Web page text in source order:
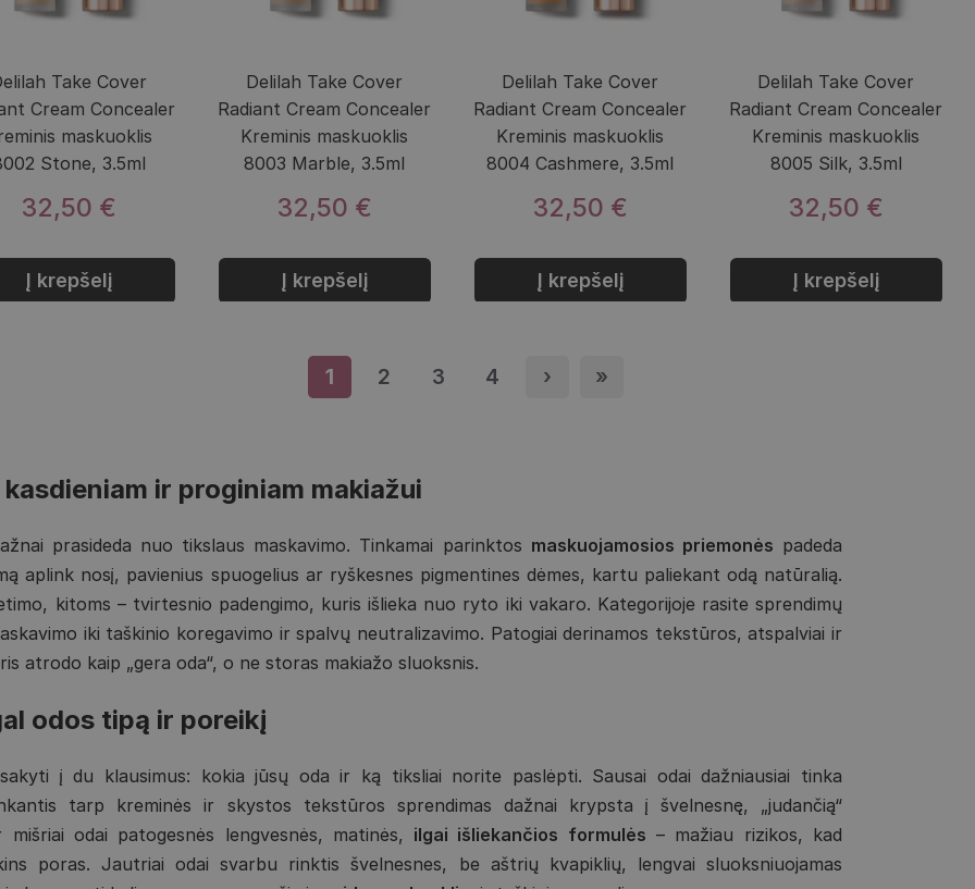
Take Cover
Cream Concealer
maskuoklis
Stone, 3.5ml
32,50 €
Į krepšelį
Delilah Take Cover
Radiant Cream Concealer
Kreminis maskuoklis
8003 Marble, 3.5ml
32,50 €
Į krepšelį
Delilah Take Cover
Radiant Cream Concealer
Kreminis maskuoklis
8004 Cashmere, 3.5ml
32,50 €
Į krepšelį
Delilah Take Cover
Radiant Cream Concealer
Kreminis maskuoklis
8005 Silk, 3.5ml
32,50 €
Į krepšelį
Puslapis
1 Puslapis
2 Puslapis
3 Puslapis
4 Next page
› Last page
»
ir proginiam makiažui
prasideda nuo tikslaus maskavimo. Tinkamai parinktos maskuojamosios priemonės padeda
aplink nosį, pavienius spuogelius ar ryškesnes pigmentines dėmes, kartu paliekant odą natūralią.
kitoms – tvirtesnio padengimo, kuris išlieka nuo ryto iki vakaro. Kategorijoje rasite sprendimų
iki taškinio koregavimo ir spalvų neutralizavimo. Patogiai derinamos tekstūros, atspalviai ir
atrodo kaip „gera oda“, o ne storas makiažo sluoksnis.
odos tipą ir poreikį
į du klausimus: kokia jūsų oda ir ką tiksliai norite paslėpti. Sausai odai dažniausiai tinka
tarp kreminės ir skystos tekstūros sprendimas dažnai krypsta į švelnesnę, „judančią“
odai patogesnės lengvesnės, matinės, ilgai išliekančios formulės – mažiau rizikos, kad
poras. Jautriai odai svarbu rinktis švelnesnes, be aštrių kvapiklių, lengvai sluoksniuojamas